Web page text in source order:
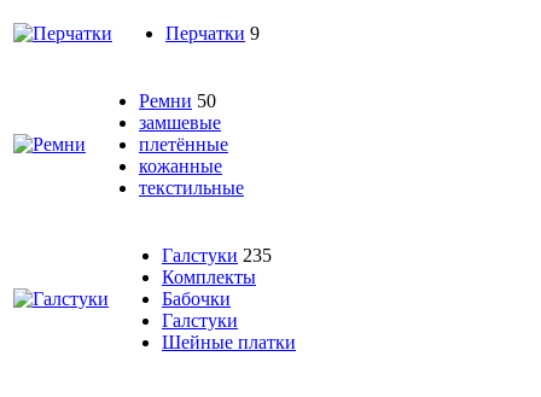
Перчатки 9
Ремни 50
замшевые
плетённые
кожанные
текстильные
Галстуки 235
Комплекты
Бабочки
Галстуки
Шейные платки